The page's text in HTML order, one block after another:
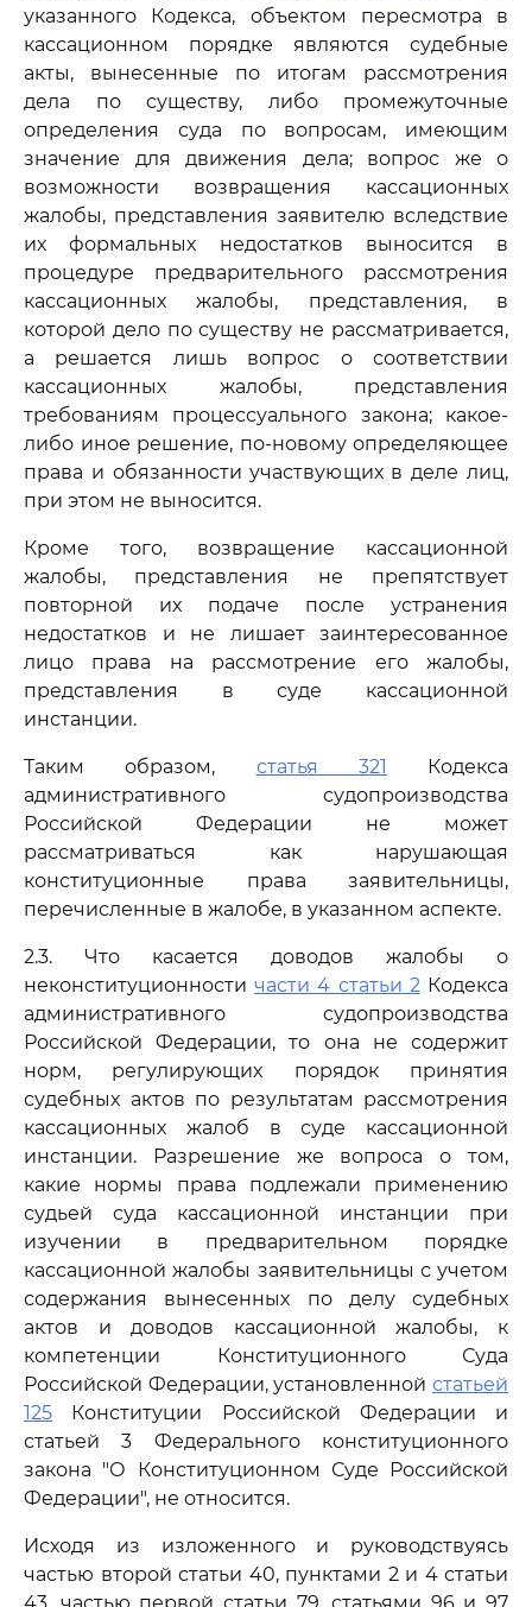
указанного Кодекса, объектом пересмотра в
кассационном порядке являются судебные
акты, вынесенные по итогам рассмотрения
дела по существу, либо промежуточные
определения суда по вопросам, имеющим
значение для движения дела; вопрос же о
возможности возвращения кассационных
жалобы, представления заявителю вследствие
их формальных недостатков выносится в
процедуре предварительного рассмотрения
кассационных жалобы, представления, в
которой дело по существу не рассматривается,
а решается лишь вопрос о соответствии
кассационных жалобы, представления
требованиям процессуального закона; какое-
либо иное решение, по-новому определяющее
права и обязанности участвующих в деле лиц,
при этом не выносится.
Кроме того, возвращение кассационной
жалобы, представления не препятствует
повторной их подаче после устранения
недостатков и не лишает заинтересованное
лицо права на рассмотрение его жалобы,
представления в суде кассационной
инстанции.
Таким образом, статья 321 Кодекса
административного судопроизводства
Российской Федерации не может
рассматриваться как нарушающая
конституционные права заявительницы,
перечисленные в жалобе, в указанном аспекте.
2.3. Что касается доводов жалобы о
неконституционностичасти 4 статьи 2Кодекса
административного судопроизводства
Российской Федерации, то она не содержит
норм, регулирующих порядок принятия
судебных актов по результатам рассмотрения
кассационных жалоб в суде кассационной
инстанции. Разрешение же вопроса о том,
какие нормы права подлежали применению
судьей суда кассационной инстанции при
изучении в предварительном порядке
кассационной жалобы заявительницы с учетом
содержания вынесенных по делу судебных
актов и доводов кассационной жалобы, к
компетенции Конституционного Суда
Российской Федерации, установленной статьей
125 Конституции Российской Федерации и
статьей 3 Федерального конституционного
закона "О Конституционном Суде Российской
Федерации", не относится.
Исходя из изложенного и руководствуясь
частью второй статьи 40, пунктами 2 и 4 статьи